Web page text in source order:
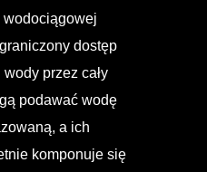
wodociągowej
dostęp
przez cały
podawać wodę
a ich
komponuje się